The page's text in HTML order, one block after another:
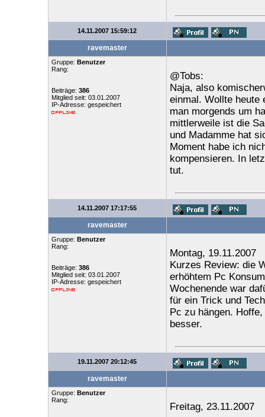
14.11.2007 15:59:12
ravemaster
Gruppe: Benutzer
Rang:
Beiträge: 386
Mitglied seit: 03.01.2007
IP-Adresse: gespeichert
@Tobs:
Naja, also
einmal. Wollte heute
man morgends um
mittlerweile ist die
und Madamme hat
Moment habe ich
kompensieren. In
tut.
14.11.2007 17:17:55
ravemaster
Gruppe: Benutzer
Rang:
Beiträge: 386
Mitglied seit: 03.01.2007
IP-Adresse: gespeichert
Montag, 19.11.2007
Kurzes Review: die
erhöhtem Pc
Wochenende war
für ein Trick und
Pc zu hängen.
besser.
19.11.2007 20:12:45
ravemaster
Gruppe: Benutzer
Rang:
Freitag, 23.11.2007